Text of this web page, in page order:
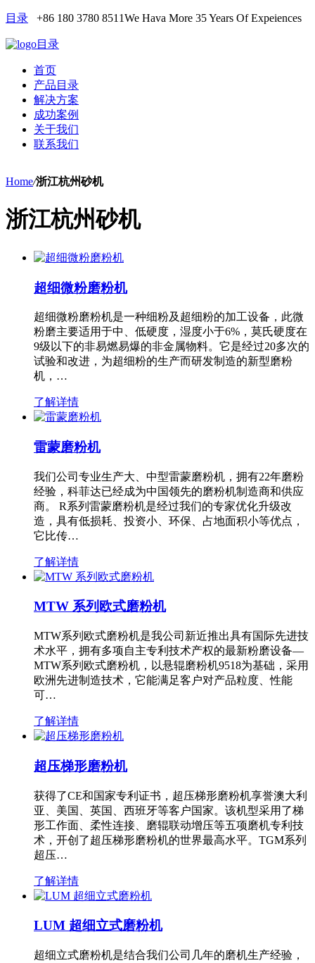
目录 +86 180 3780 8511We Hava More 35 Years Of Expeiences
目录
首页
产品目录
解决方案
成功案例
关于我们
联系我们
Home/浙江杭州砂机
浙江杭州砂机
超细微粉磨粉机
超细微粉磨粉机是一种细粉及超细粉的加工设备，此微
粉磨主要适用于中、低硬度，湿度小于6%，莫氏硬度在
9级以下的非易燃易爆的非金属物料。它是经过20多次的
试验和改进，为超细粉的生产而研发制造的新型磨粉
机，…
了解详情
雷蒙磨粉机
我们公司专业生产大、中型雷蒙磨粉机，拥有22年磨粉
经验，科菲达已经成为中国领先的磨粉机制造商和供应
商。 R系列雷蒙磨粉机是经过我们的专家优化升级改
造，具有低损耗、投资小、环保、占地面积小等优点，
它比传…
了解详情
MTW 系列欧式磨粉机
MTW系列欧式磨粉机是我公司新近推出具有国际先进技
术水平，拥有多项自主专利技术产权的最新粉磨设备—
MTW系列欧式磨粉机，以悬辊磨粉机9518为基础，采用
欧洲先进制造技术，它能满足客户对产品粒度、性能
可…
了解详情
超压梯形磨粉机
获得了CE和国家专利证书，超压梯形磨粉机享誉澳大利
亚、美国、英国、西班牙等客户国家。该机型采用了梯
形工作面、柔性连接、磨辊联动增压等五项磨机专利技
术，开创了超压梯形磨粉机的世界最高水平。TGM系列
超压…
了解详情
LUM 超细立式磨粉机
超细立式磨粉机是结合我们公司几年的磨机生产经验，